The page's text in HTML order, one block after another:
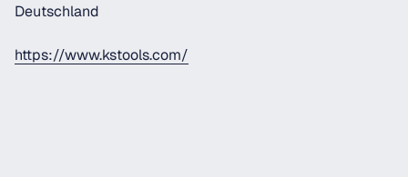
Deutschland
https://www.kstools.com/